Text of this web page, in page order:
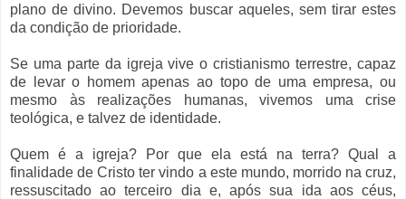
plano de divino. Devemos buscar aqueles, sem tirar estes
da condição de prioridade.
Se uma parte da igreja vive o cristianismo terrestre, capaz
de levar o homem apenas ao topo de uma empresa, ou
mesmo às realizações humanas, vivemos uma crise
teológica, e talvez de identidade.
Quem é a igreja? Por que ela está na terra? Qual a
finalidade de Cristo ter vindo a este mundo, morrido na cruz,
ressuscitado ao terceiro dia e, após sua ida aos céus,